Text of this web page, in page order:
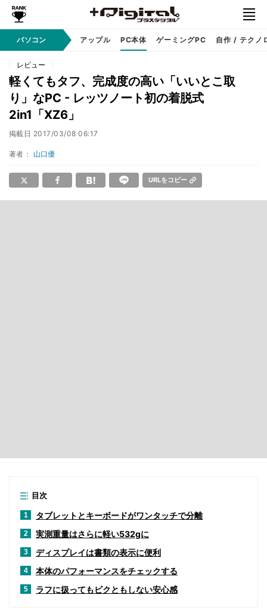
パソコンWindows アップル PC本体 ゲーミングPC 自作 / テクノ
レビュー
軽くてもタフ、完成度の高い「いいとこ取
り」なPC - レッツノート初の着脱式
2in1「XZ6」
掲載日 2017/03/08 06:17
著者： 山口優
URLをコピー
目次
1 タブレットとキーボードがワンタッチで分離
2 実測重量はさらに軽い532gに
3 ディスプレイは書類の表示に便利
4 本体のパフォーマンスをチェックする
5 ラフに扱ってもビクともしない安心感